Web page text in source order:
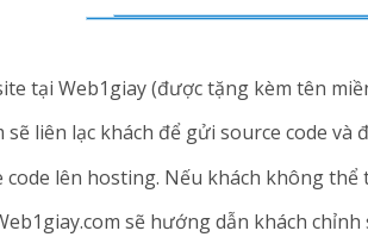
tại Web1giay (được tặng kèm tên
sẽ liên lạc khách để gửi source code và
code lên hosting. Nếu khách không
sẽ hướng dẫn khách